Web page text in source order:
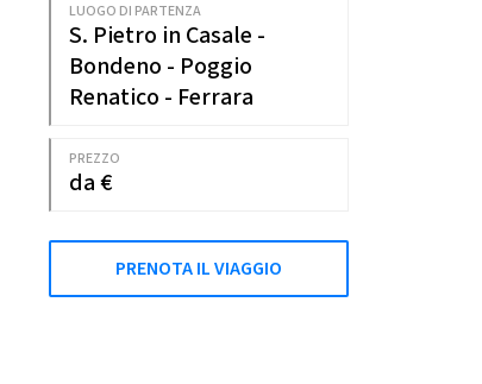
LUOGO DI PARTENZA
S. Pietro in Casale -
Bondeno - Poggio
Renatico - Ferrara
PREZZO
da €
PRENOTA IL VIAGGIO